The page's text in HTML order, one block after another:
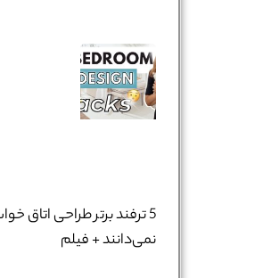
5 ترفند برتر طراحی
نمی‌دانند + فیلم